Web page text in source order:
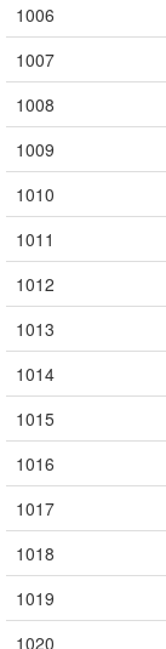
1006
1007
1008
1009
1010
1011
1012
1013
1014
1015
1016
1017
1018
1019
1020